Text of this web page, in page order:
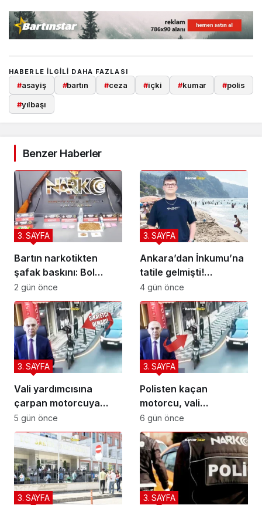
HABERLE ILGILI DAHA FAZLASI
#asayiş #bartın #ceza #içki #kumar #polis
#yılbaşı
Benzer Haberler
Bartın narkotikten
şafak baskını: Bol
bonzai ile 5 kişi paket
3. SAYFA
2 gün önce
Ankara’dan İnkumu’na
tatile gelmişti!
Kurtarılamadı
3. SAYFA
4 gün önce
Vali yardımcısına
çarpan motorcuya
ceza yağdı
3. SAYFA
5 gün önce
Polisten kaçan
motorcu, vali
yardımcısına çarptı
3. SAYFA
6 gün önce
3. SAYFA 3. SAYFA